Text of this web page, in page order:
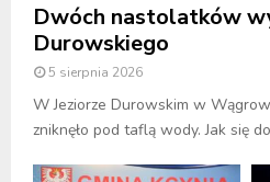
Dwóch nastolatków
Durowskiego
5 sierpnia 2026
W Jeziorze Durowskim w
zniknęło pod taflą wody. Jak się